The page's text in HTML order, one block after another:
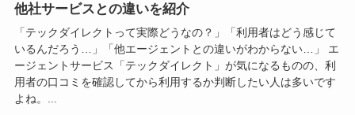
他社サービスとの違いを紹介
「テックダイレクトって実際どうなの？」「利用者はどう感じて
いるんだろう…」「他エージェントとの違いがわからない…」 エ
ージェントサービス「テックダイレクト」が気になるものの、利
用者の口コミを確認してから利用するか判断したい人は多いです
よね。...